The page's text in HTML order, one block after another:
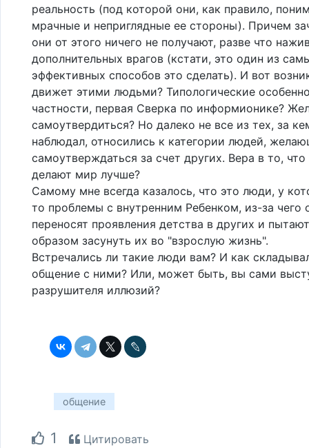
реальность (под которой они, как правило,
мрачные и неприглядные ее стороны). Причем
они от этого ничего не получают, разве что
дополнительных врагов (кстати, это один из
эффективных способов это сделать). И вот
движет этими людьми? Типологические
частности, первая Сверка по информионике?
самоутвердиться? Но далеко не все из тех, за
наблюдал, относились к категории людей,
самоутверждаться за счет других. Вера в то,
делают мир лучше?
Самому мне всегда казалось, что это люди, у
то проблемы с внутренним Ребенком, из-за чего
переносят проявления детства в других и
образом засунуть их во "взрослую жизнь".
Встречались ли такие люди вам? И как
общение с ними? Или, может быть, вы сами
разрушителя иллюзий?
общение
1 Цитировать